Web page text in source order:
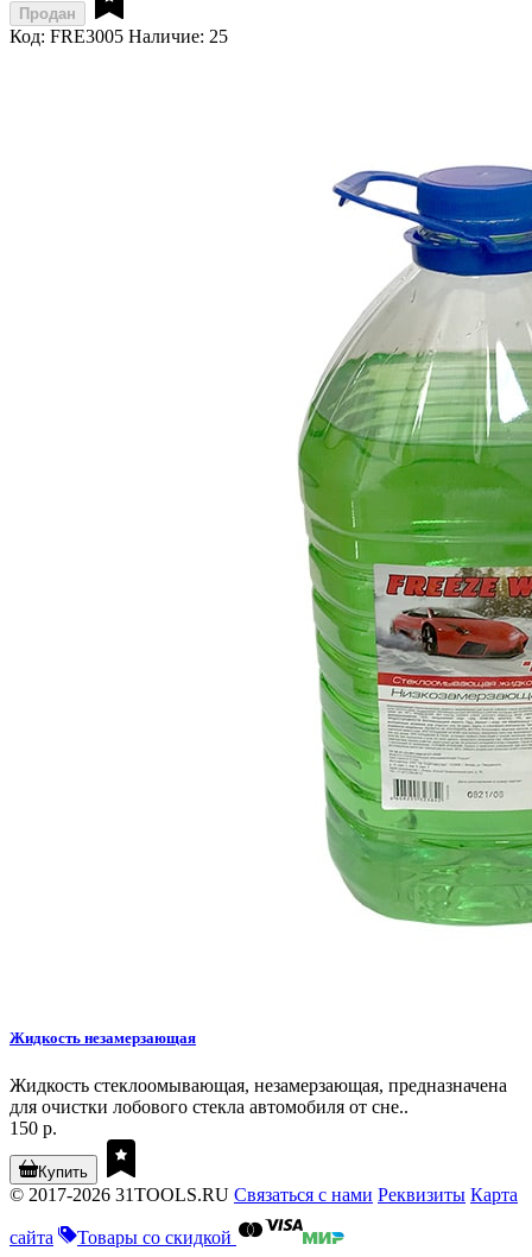
Продан
Код: FRE3005 Наличие: 25
Жидкость незамерзающая
Жидкость стеклоомывающая, незамерзающая, предназначена
для очистки лобового стекла автомобиля от сне..
150 р.
Купить
© 2017-2026 31TOOLS.RU Связаться с нами Реквизиты Карта
сайта Товары со скидкой